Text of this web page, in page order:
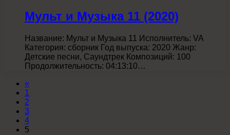
Мульт и Музыка 11 (2020)
Название: Мульт и Музыка 11 Исполнитель: VA
Категория: сборник Год выпуска: 2020 Жанр:
Детские песни, Саундтрек Композиций: 100
Продолжительность: 04:13:10…
«
1
2
3
4
5